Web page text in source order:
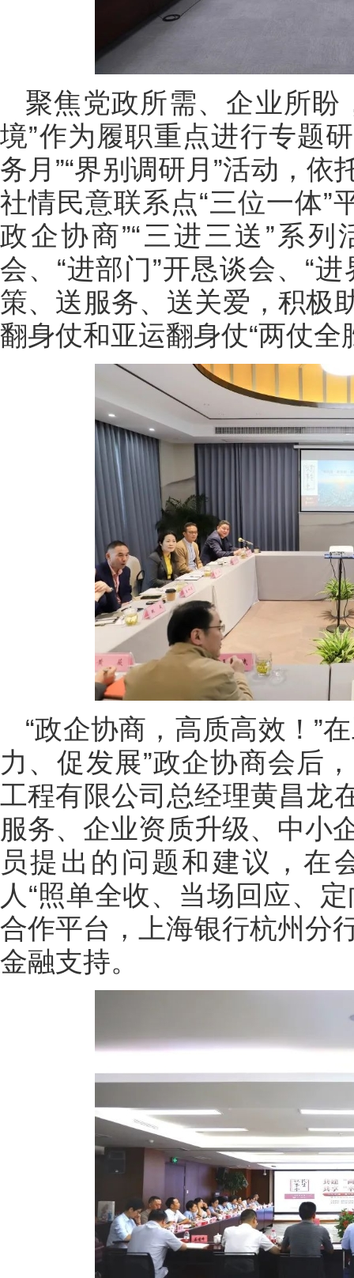
聚焦党政所需、企业所盼
境”作为履职重点进行专题
务月”“界别调研月”活动，
社情民意联系点“三位一体”
政企协商”“三进三送”系
会、“进部门”开恳谈会、“
策、送服务、送关爱，积极
翻身仗和亚运翻身仗“两仗全
“政企协商，高质高效！”
力、促发展”政企协商会后
工程有限公司总经理黄昌龙
服务、企业资质升级、中
员提出的问题和建议，在
人“照单全收、当场回应、
合作平台，上海银行杭州分
金融支持。